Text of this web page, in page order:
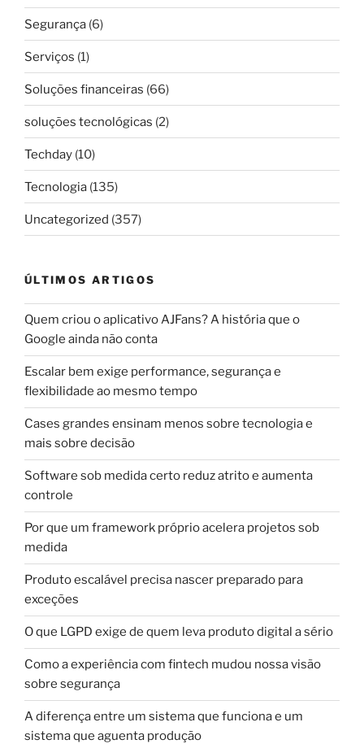
Segurança (6)
Serviços (1)
Soluções financeiras (66)
soluções tecnológicas (2)
Techday (10)
Tecnologia (135)
Uncategorized (357)
ÚLTIMOS ARTIGOS
Quem criou o aplicativo AJFans? A história que o
Google ainda não conta
Escalar bem exige performance, segurança e
flexibilidade ao mesmo tempo
Cases grandes ensinam menos sobre tecnologia e
mais sobre decisão
Software sob medida certo reduz atrito e aumenta
controle
Por que um framework próprio acelera projetos sob
medida
Produto escalável precisa nascer preparado para
exceções
O que LGPD exige de quem leva produto digital a sério
Como a experiência com fintech mudou nossa visão
sobre segurança
A diferença entre um sistema que funciona e um
sistema que aguenta produção